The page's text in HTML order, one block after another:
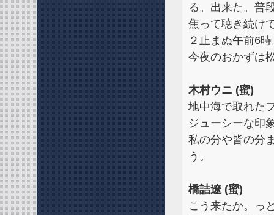
る。出来た。普
焦って聴き続け
２止まぬ午前6
今夜のおかずは
木村ウニ (蜜)
地中海で取れた
ジューシーな印
私の分や皆の分
う。
橋詰遼 (蜜)
こう来たか。っ